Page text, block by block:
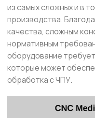
из самых сложных и в
производства.
качества, сложным
нормативным
оборудование
которые может
обработка с ЧПУ.